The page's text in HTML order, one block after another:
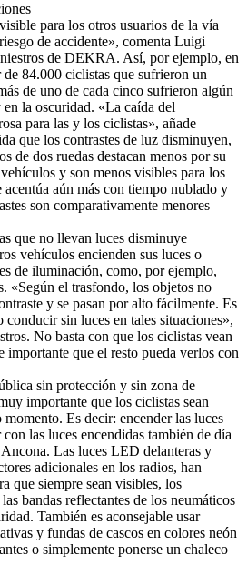
para los otros usuarios de la vía
de accidente», comenta Luigi
de DEKRA. Así, por ejemplo, en
84.000 ciclistas que sufrieron un
de uno de cada cinco sufrieron algún
la oscuridad. «La caída del
para las y los ciclistas», añade
que los contrastes de luz disminuyen,
de dos ruedas destacan menos por su
y son menos visibles para los
acentúa aún más con tiempo nublado y
son comparativamente menores
que no llevan luces disminuye
vehículos encienden sus luces o
de iluminación, como, por ejemplo,
«Según el trasfondo, los objetos no
y se pasan por alto fácilmente. Es
conducir sin luces en tales situaciones»,
No basta con que los ciclistas vean
importante que el resto pueda verlos con
sin protección y sin zona de
importante que los ciclistas sean
Es decir: encender las luces
las luces encendidas también de día
Las luces LED delanteras y
adicionales en los radios, han
que siempre sean visibles, los
bandas reflectantes de los neumáticos
También es aconsejable usar
y fundas de cascos en colores neón
o simplemente ponerse un chaleco